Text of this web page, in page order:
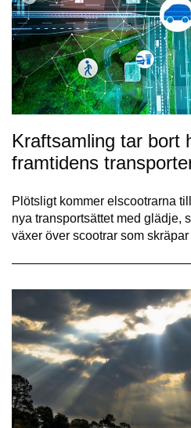
Kraftsamling tar bort
framtidens
Plötsligt kommer elscootrarna
nya transportsättet med glädje,
växer över scootrar som